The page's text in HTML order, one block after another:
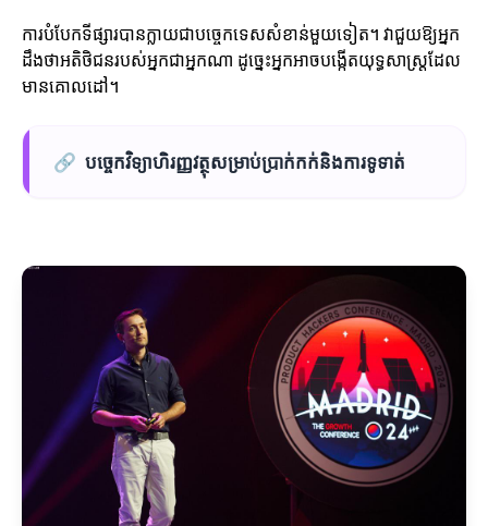
ការបំបែកទីផ្សារបានក្លាយជាបច្ចេកទេសសំខាន់មួយទៀត។ វាជួយឱ្យអ្នក
ដឹងថាអតិថិជនរបស់អ្នកជាអ្នកណា ដូច្នេះអ្នកអាចបង្កើតយុទ្ធសាស្ត្រដែល
មានគោលដៅ។
🔗 បច្ចេកវិទ្យាហិរញ្ញវត្ថុសម្រាប់ប្រាក់កក់និងការទូទាត់